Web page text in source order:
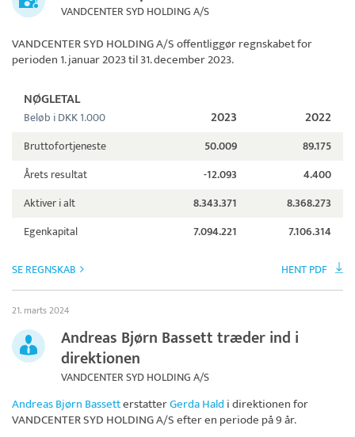
VANDCENTER SYD HOLDING A/S
VANDCENTER SYD HOLDING A/Soffentliggør regnskabet for
perioden 1. januar 2023 til 31. december 2023.
NØGLETAL
Beløb i DKK 1.000 2023 2022
Bruttofortjeneste 50.009
89.175
Årets resultat
-12.093
4.400
Aktiver i alt
8.343.371
8.368.273
Egenkapital
7.094.221 7.106.314
SE REGNSKAB HENT PDF
21. marts 2024
Andreas Bjørn Bassett træder ind i
direktionen
VANDCENTER SYD HOLDING A/S
Andreas Bjørn BassetterstatterGerda Hald i direktionen for
VANDCENTER SYD HOLDING A/Sefter en periode på 9 år.